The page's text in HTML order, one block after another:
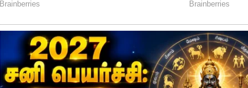
Credit :AI Image
மற்றும் பால் பொருட்கள்: